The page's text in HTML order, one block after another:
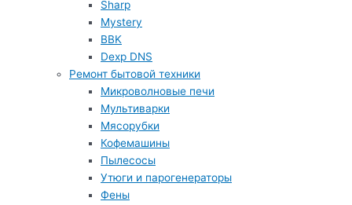
Sharp
Mystery
BBK
Dexp DNS
Ремонт бытовой техники
Микроволновые печи
Мультиварки
Мясорубки
Кофемашины
Пылесосы
Утюги и парогенераторы
Фены